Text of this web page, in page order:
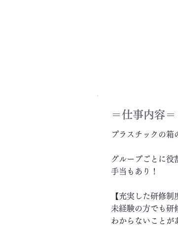
＝​仕事内容＝
プラスチックの箱
グループごとに役
手当もあり！
【充実した研修制
未経験の方でも研
わからないことが